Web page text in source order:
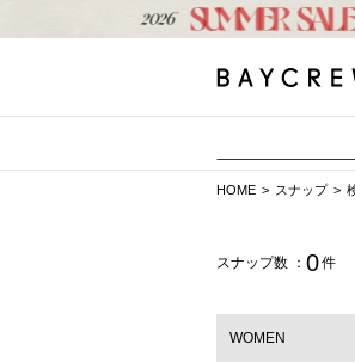
HOME スナップ
スナップ数 ： 0件
WOMEN